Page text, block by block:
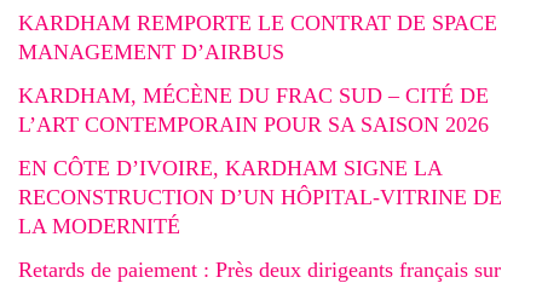
KARDHAM REMPORTE LE CONTRAT DE SPACE
MANAGEMENT D’AIRBUS
KARDHAM, MÉCÈNE DU FRAC SUD – CITÉ DE
L’ART CONTEMPORAIN POUR SA SAISON 2026
EN CÔTE D’IVOIRE, KARDHAM SIGNE LA
RECONSTRUCTION D’UN HÔPITAL-VITRINE DE
LA MODERNITÉ
Retards de paiement : Près deux dirigeants français sur